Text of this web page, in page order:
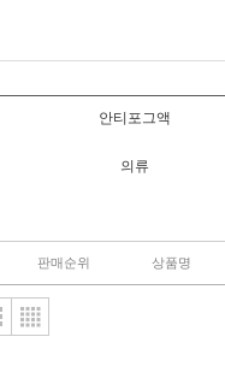
안티포그액
의류
판매순위 상품명